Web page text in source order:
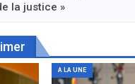
la justice »
A LA UNE